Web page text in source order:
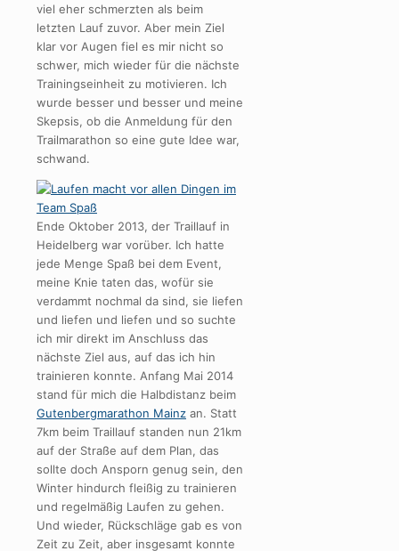
viel eher schmerzten als beim
letzten Lauf zuvor. Aber mein Ziel
klar vor Augen fiel es mir nicht so
schwer, mich wieder für die nächste
Trainingseinheit zu motivieren. Ich
wurde besser und besser und meine
Skepsis, ob die Anmeldung für den
Trailmarathon so eine gute Idee war,
schwand.
Ende Oktober 2013, der Traillauf in
Heidelberg war vorüber. Ich hatte
jede Menge Spaß bei dem Event,
meine Knie taten das, wofür sie
verdammt nochmal da sind, sie liefen
und liefen und liefen und so suchte
ich mir direkt im Anschluss das
nächste Ziel aus, auf das ich hin
trainieren konnte. Anfang Mai 2014
stand für mich die Halbdistanz beim
Gutenbergmarathon Mainz an. Statt
7km beim Traillauf standen nun 21km
auf der Straße auf dem Plan, das
sollte doch Ansporn genug sein, den
Winter hindurch fleißig zu trainieren
und regelmäßig Laufen zu gehen.
Und wieder, Rückschläge gab es von
Zeit zu Zeit, aber insgesamt konnte